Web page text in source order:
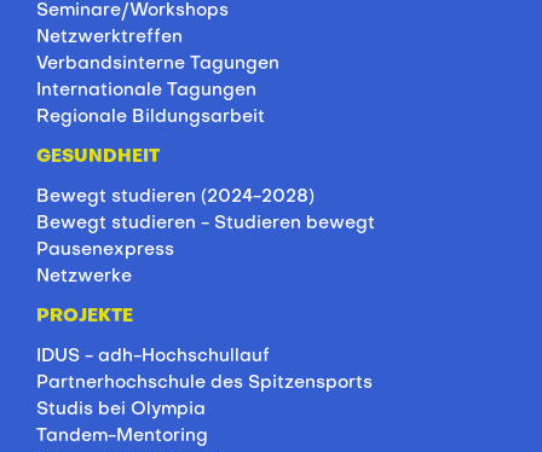
Seminare/Workshops
Netzwerktreffen
Verbandsinterne Tagungen
Internationale Tagungen
Regionale Bildungsarbeit
GESUNDHEIT
Bewegt studieren (2024-2028)
Bewegt studieren - Studieren bewegt
Pausenexpress
Netzwerke
PROJEKTE
IDUS - adh-Hochschullauf
Partnerhochschule des Spitzensports
Studis bei Olympia
Tandem-Mentoring